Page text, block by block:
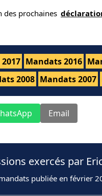
des prochaines
Mandats 2016
2008 Mandats 2007
Email
exercés par
publiée en février